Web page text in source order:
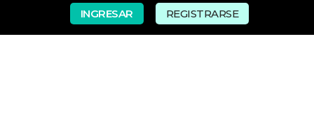
INGRESAR REGISTRARSE